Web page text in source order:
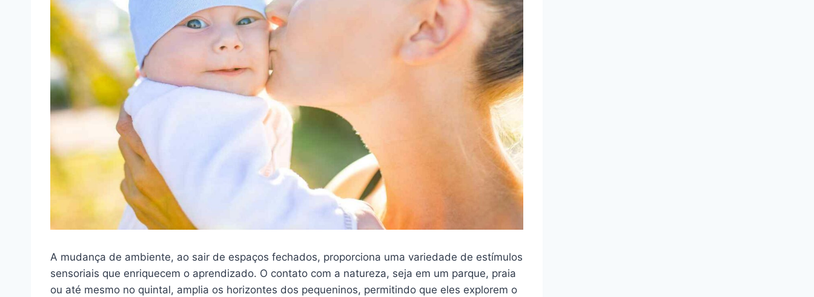
A mudança de ambiente, ao sair de espaços fechados, proporciona uma variedade de estímulos
sensoriais que enriquecem o aprendizado. O contato com a natureza, seja em um parque, praia
ou até mesmo no quintal, amplia os horizontes dos pequeninos, permitindo que eles explorem o